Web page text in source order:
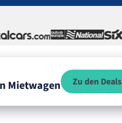
Mietwagen Zu den Deals